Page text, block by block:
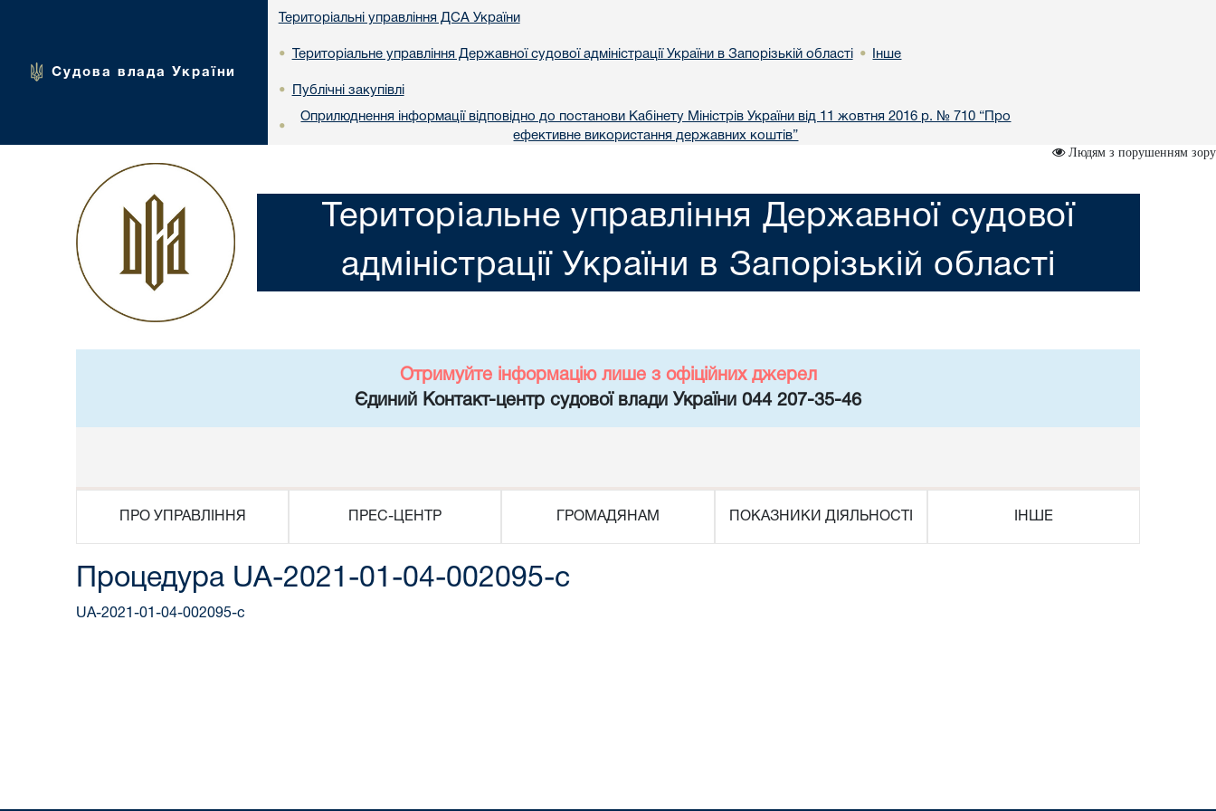
Судова влада України
Територіальні управління ДСА України
• Територіальне управління Державної судової адміністрації України в Запорізькій області • Інше
• Публічні закупівлі
•
Оприлюднення інформації відповідно до постанови Кабінету Міністрів України від 11 жовтня 2016 р. № 710 “Про
ефективне використання державних коштів”
Людям з порушенням зору
Територіальне управління Державної судової
адміністрації України в Запорізькій області
Отримуйте інформацію лише з офіційних джерел
Єдиний Контакт-центр судової влади України 044 207-35-46
ПРО УПРАВЛІННЯ ПРЕС-ЦЕНТР ГРОМАДЯНАМ ПОКАЗНИКИ ДІЯЛЬНОСТІ ІНШЕ
Процедура UA-2021-01-04-002095-c
UA-2021-01-04-002095-c